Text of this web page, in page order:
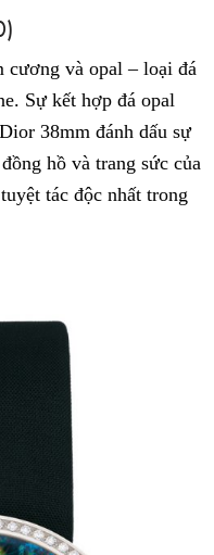
và opal – loại đá
Sự kết hợp đá opal
38mm đánh dấu sự
hồ và trang sức của
tác độc nhất trong